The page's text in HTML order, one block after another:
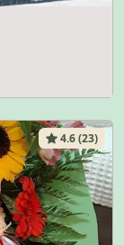
4.6 (23)